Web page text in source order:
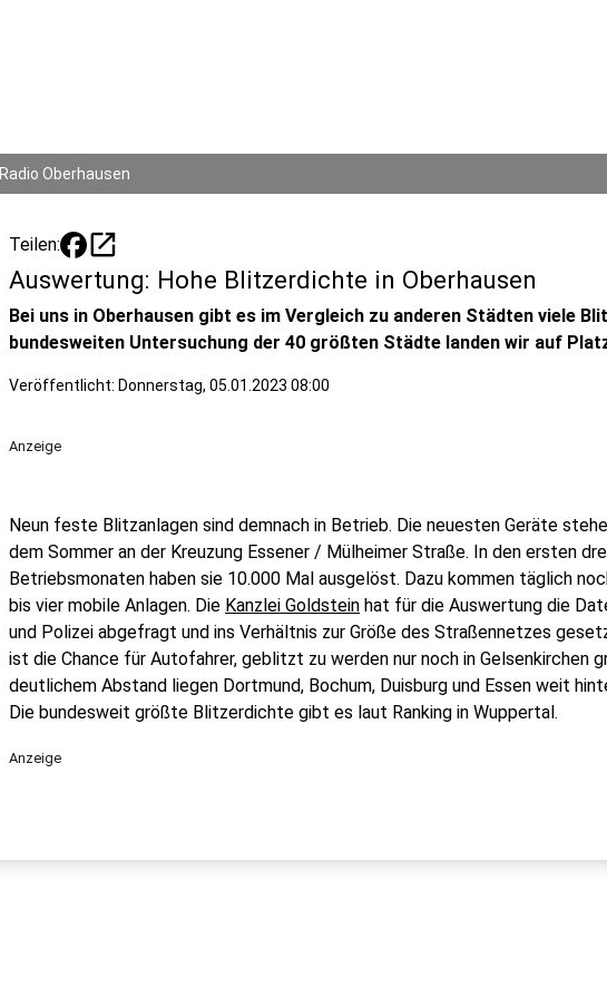
Radio Oberhausen
Teilen: open_in_new
Auswertung: Hohe Blitzerdichte in Oberhausen
Bei uns in Oberhausen gibt es im Vergleich zu anderen Städten viele
bundesweiten Untersuchung der 40 größten Städte landen wir auf
Veröffentlicht: Donnerstag, 05.01.2023 08:00
Anzeige
Neun feste Blitzanlagen sind demnach in Betrieb. Die neuesten Geräte
dem Sommer an der Kreuzung Essener / Mülheimer Straße. In den ersten
Betriebsmonaten haben sie 10.000 Mal ausgelöst. Dazu kommen täglich
bis vier mobile Anlagen. Die Kanzlei Goldstein hat für die Auswertung die
und Polizei abgefragt und ins Verhältnis zur Größe des Straßennetzes
ist die Chance für Autofahrer, geblitzt zu werden nur noch in Gelsenkirchen
deutlichem Abstand liegen Dortmund, Bochum, Duisburg und Essen weit
Die bundesweit größte Blitzerdichte gibt es laut Ranking in Wuppertal.
Anzeige